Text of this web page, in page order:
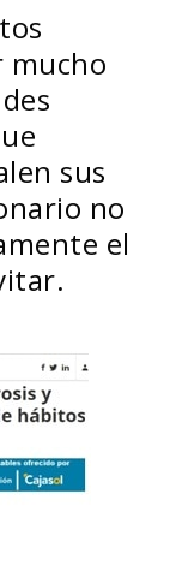
mucho
sus
no
el